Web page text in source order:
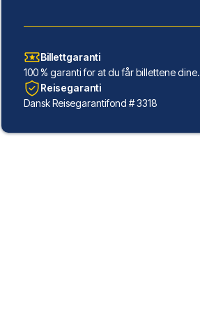
Billettgaranti
100 % garanti for at du får billettene dine.
Reisegaranti
Dansk Reisegarantifond # 3318